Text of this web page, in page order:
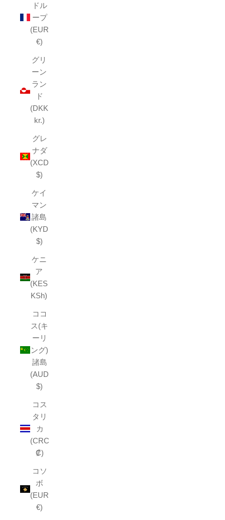
ドル
ープ
(EUR
€)
グリ
ーン
ラン
ド
(DKK
kr.)
グレ
ナダ
(XCD
$)
ケイ
マン
諸島
(KYD
$)
ケニ
ア
(KES
KSh)
ココ
ス(キ
ーリ
ング)
諸島
(AUD
$)
コス
タリ
カ
(CRC
₡)
コソ
ボ
(EUR
€)